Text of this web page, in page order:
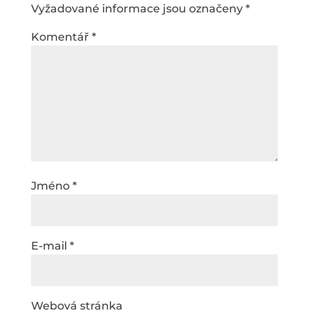
Vyžadované informace jsou označeny *
Komentář *
Jméno *
E-mail *
Webová stránka